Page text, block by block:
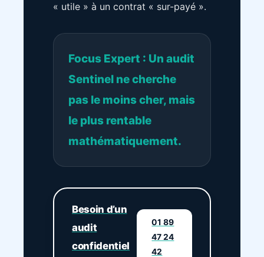
« utile » à un contrat « sur-payé ».
Focus Expert : Un audit
Sentinel ne cherche
pas le moins cher, mais
le plus rentable
mathématiquement.
Besoin d’un
audit
confidentiel
01 89
47 24
42